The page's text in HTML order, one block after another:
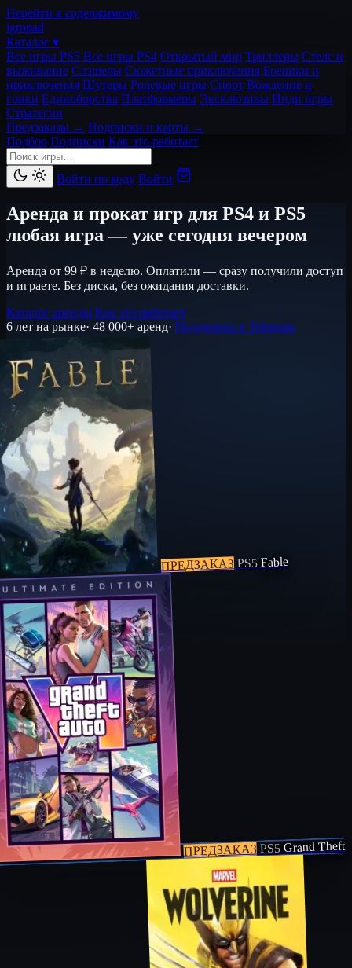
Перейти к содержимому
igropad
Каталог ▾
Все игры PS5 Все игры PS4 Открытый мир Триллеры Стелс и
выживание Слэшеры Сюжетные приключения Боевики и
приключения Шутеры Ролевые игры Спорт Вождение и
гонки Единоборства Платформеры Эксклюзивы Инди игры
Стратегии
Предзаказы → Подписки и карты →
Подбор Подписки Как это работает
Войти по коду Войти
Аренда и прокат игр для PS4 и PS5
любая игра — уже сегодня вечером
Аренда от 99 ₽ в неделю. Оплатили — сразу получили доступ
и играете. Без диска, без ожидания доставки.
Каталог аренды Как это работает
6 лет на рынке· 48 000+ аренд· Поддержка в Telegram
ПРЕДЗАКАЗ PS5 Fable
ПРЕДЗАКАЗ PS5Grand Theft